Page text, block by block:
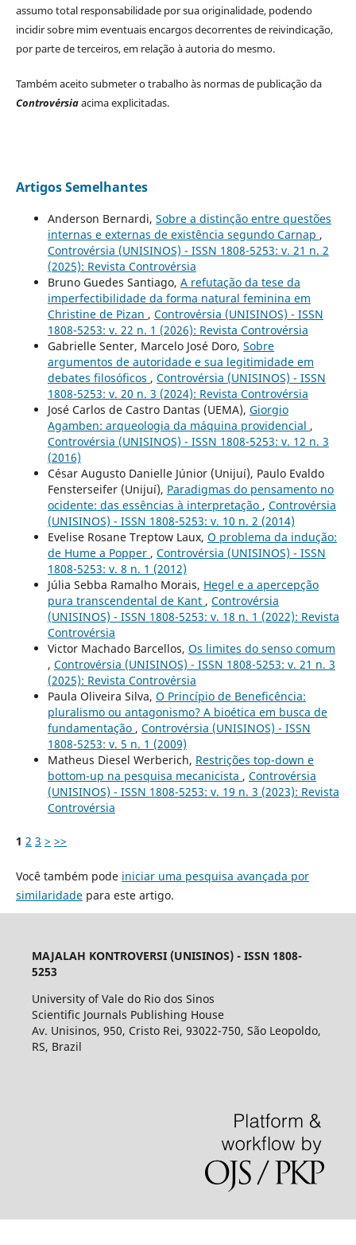
assumo total responsabilidade por sua originalidade, podendo
incidir sobre mim eventuais encargos decorrentes de reivindicação,
por parte de terceiros, em relação à autoria do mesmo.
Também aceito submeter o trabalho às normas de publicação da
Controvérsiaacima explicitadas.
Artigos Semelhantes
Anderson Bernardi, Sobre a distinção entre questões
internas e externas de existência segundo Carnap ,
Controvérsia (UNISINOS) - ISSN 1808-5253: v. 21 n. 2
(2025): Revista Controvérsia
Bruno Guedes Santiago, A refutação da tese da
imperfectibilidade da forma natural feminina em
Christine de Pizan , Controvérsia (UNISINOS) - ISSN
1808-5253: v. 22 n. 1 (2026): Revista Controvérsia
Gabrielle Senter, Marcelo José Doro, Sobre
argumentos de autoridade e sua legitimidade em
debates filosóficos , Controvérsia (UNISINOS) - ISSN
1808-5253: v. 20 n. 3 (2024): Revista Controvérsia
José Carlos de Castro Dantas (UEMA), Giorgio
Agamben: arqueologia da máquina providencial ,
Controvérsia (UNISINOS) - ISSN 1808-5253: v. 12 n. 3
(2016)
César Augusto Danielle Júnior (Unijuí), Paulo Evaldo
Fensterseifer (Unijuí), Paradigmas do pensamento no
ocidente: das essências à interpretação , Controvérsia
(UNISINOS) - ISSN 1808-5253: v. 10 n. 2 (2014)
Evelise Rosane Treptow Laux, O problema da indução:
de Hume a Popper , Controvérsia (UNISINOS) - ISSN
1808-5253: v. 8 n. 1 (2012)
Júlia Sebba Ramalho Morais, Hegel e a apercepção
pura transcendental de Kant , Controvérsia
(UNISINOS) - ISSN 1808-5253: v. 18 n. 1 (2022): Revista
Controvérsia
Victor Machado Barcellos, Os limites do senso comum
, Controvérsia (UNISINOS) - ISSN 1808-5253: v. 21 n. 3
(2025): Revista Controvérsia
Paula Oliveira Silva, O Princípio de Beneficência:
pluralismo ou antagonismo? A bioética em busca de
fundamentação , Controvérsia (UNISINOS) - ISSN
1808-5253: v. 5 n. 1 (2009)
Matheus Diesel Werberich, Restrições top-down e
bottom-up na pesquisa mecanicista , Controvérsia
(UNISINOS) - ISSN 1808-5253: v. 19 n. 3 (2023): Revista
Controvérsia
1 2 3 > >>
Você também pode iniciar uma pesquisa avançada por
similaridadepara este artigo.
MAJALAH KONTROVERSI (UNISINOS) - ISSN 1808-
5253
University of Vale do Rio dos Sinos
Scientific Journals Publishing House
Av. Unisinos, 950, Cristo Rei, 93022-750, São Leopoldo,
RS, Brazil